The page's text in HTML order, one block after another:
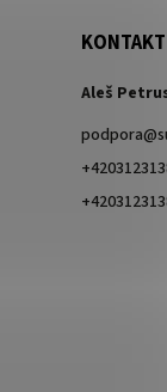
KONTAKT
Aleš
podpora@